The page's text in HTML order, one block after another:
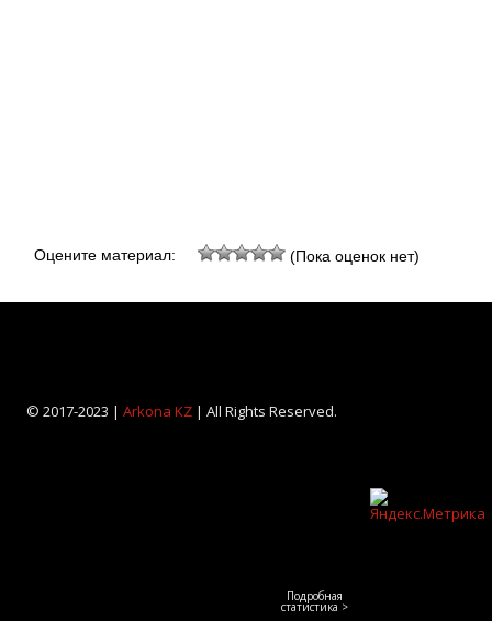
Оцените материал: (Пока оценок нет)
© 2017-2023 | Arkona KZ| All Rights Reserved.
Подробная
статистика >